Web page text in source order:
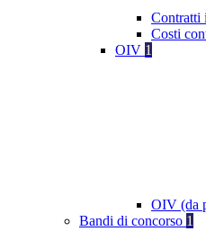
Contratti
Costi
OIV 1
OIV (da
Bandi di concorso 1